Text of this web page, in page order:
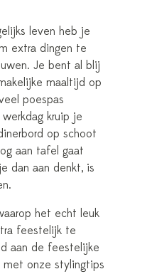
leven heb je
extra dingen te
Je bent al blij
maaltijd op
poespas
kruip je
op schoot
aan tafel gaat
dan aan denkt, is
het echt leuk
feestelijk te
aan de feestelijke
onze stylingtips